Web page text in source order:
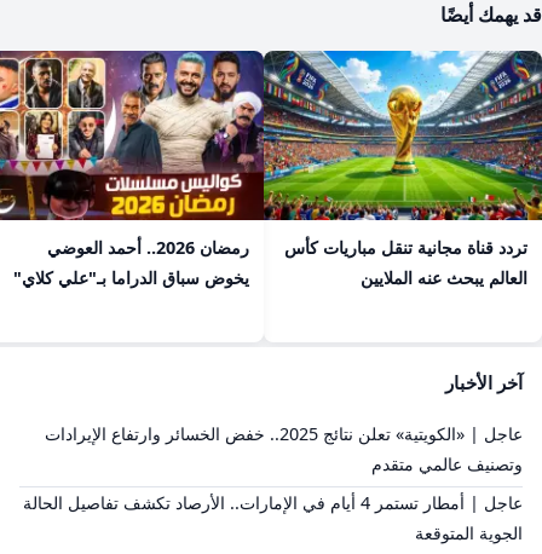
قد يهمك أيضًا
تردد قناة مجانية تنقل مباريات كأس
العالم يبحث عنه الملايين
رمضان 2026.. أحمد العوضي
يخوض سباق الدراما بـ"علي كلاي"
آخر الأخبار
عاجل | «الكويتية» تعلن نتائج 2025.. خفض الخسائر وارتفاع الإيرادات
وتصنيف عالمي متقدم
عاجل | أمطار تستمر 4 أيام في الإمارات.. الأرصاد تكشف تفاصيل الحالة
الجوية المتوقعة